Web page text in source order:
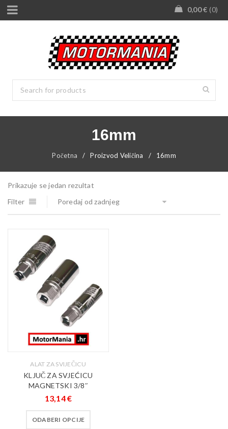
0,00€ 0
16mm
Početna / Proizvod Veličina / 16mm
Prikazuje se jedan rezultat
Filter
Poredaj od zadnjeg
ALAT ZA SVIJEČICU
KLJUČ ZA SVJEĆICU
MAGNETSKI 3/8″
13,14€
ODABERI OPCIJE